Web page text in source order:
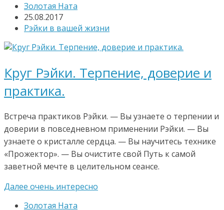
Золотая Ната
25.08.2017
Рэйки в вашей жизни
Круг Рэйки. Терпение, доверие и
практика.
Встреча практиков Рэйки. — Вы узнаете о терпении и
доверии в повседневном применении Рэйки. — Вы
узнаете о кристалле сердца. — Вы научитесь технике
«Прожектор». — Вы очистите свой Путь к самой
заветной мечте в целительном сеансе.
Далее очень интересно
Золотая Ната